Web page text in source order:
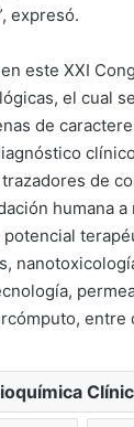
expresó.
este XXI
el cual
de
de
humana a
entre